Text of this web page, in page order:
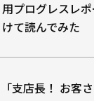
用プログレスレ
けて読んでみた
「支店長！ お客